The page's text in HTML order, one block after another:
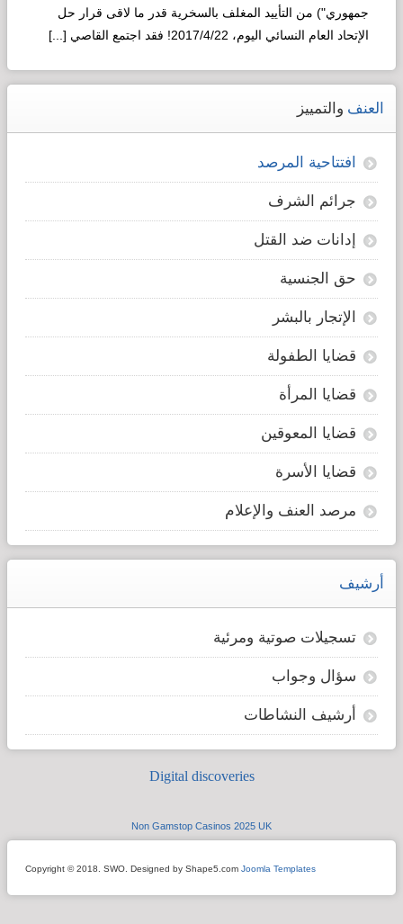
جمهوري") من التأييد المغلف بالسخرية قدر ما لاقى قرار حل
الإتحاد العام النسائي اليوم، 2017/4/22! فقد اجتمع القاصي [...]
Read more...
العنف والتمييز
افتتاحية المرصد
جرائم الشرف
إدانات ضد القتل
حق الجنسية
الإتجار بالبشر
قضايا الطفولة
قضايا المرأة
قضايا المعوقين
قضايا الأسرة
مرصد العنف والإعلام
أرشيف
تسجيلات صوتية ومرئية
سؤال وجواب
أرشيف النشاطات
Digital discoveries
Non Gamstop Casinos 2025 UK
Copyright © 2018. SWO. Designed by Shape5.com Joomla Templates